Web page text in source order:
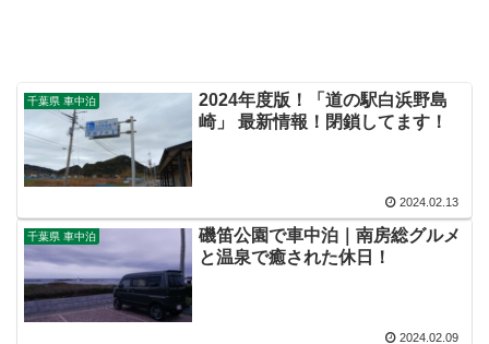
千葉県 車中泊
2024年度版！「道の駅白浜野島
崎」 最新情報！閉鎖してます！
2024.02.13
千葉県 車中泊
磯笛公園で車中泊｜南房総グルメ
と温泉で癒された休日！
2024.02.09